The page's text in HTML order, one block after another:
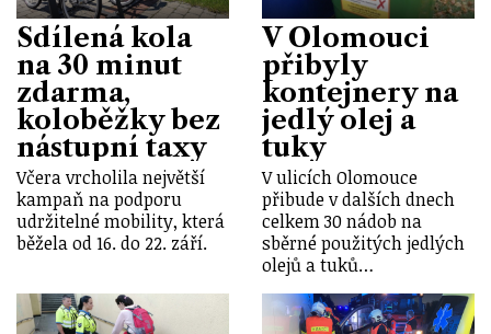
Sdílená kola
na 30 minut
zdarma,
koloběžky bez
nástupní taxy
Včera vrcholila největší
kampaň na podporu
udržitelné mobility, která
běžela od 16. do 22. září.
V Olomouci
přibyly
kontejnery na
jedlý olej a
tuky
V ulicích Olomouce
přibude v dalších dnech
celkem 30 nádob na
sběrné použitých jedlých
olejů a tuků…